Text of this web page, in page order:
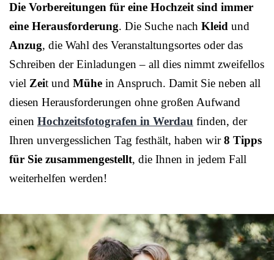
Die Vorbereitungen für eine Hochzeit sind immer
eine Herausforderung. Die Suche nach Kleid und
Anzug, die Wahl des Veranstaltungsortes oder das
Schreiben der Einladungen – all dies nimmt zweifellos
viel Zeit und Mühe in Anspruch. Damit Sie neben all
diesen Herausforderungen ohne großen Aufwand
einen Hochzeitsfotografen in Werdau finden, der
Ihren unvergesslichen Tag festhält, haben wir8 Tipps
für Sie zusammengestellt, die Ihnen in jedem Fall
weiterhelfen werden!